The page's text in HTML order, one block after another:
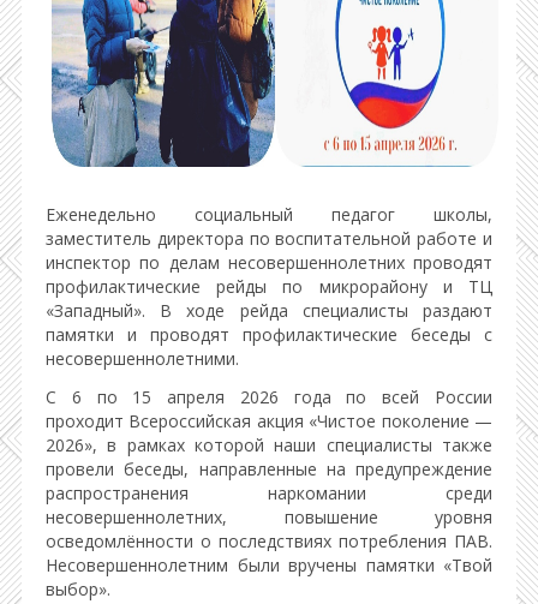
Еженедельно социальный педагог школы,
заместитель директора по воспитательной работе и
инспектор по делам несовершеннолетних проводят
профилактические рейды по микрорайону и ТЦ
«Западный». В ходе рейда специалисты раздают
памятки и проводят профилактические беседы с
несовершеннолетними.
С 6 по 15 апреля 2026 года по всей России
проходит Всероссийская акция «Чистое поколение —
2026», в рамках которой наши специалисты также
провели беседы, направленные на предупреждение
распространения наркомании среди
несовершеннолетних, повышение уровня
осведомлённости о последствиях потребления ПАВ.
Несовершеннолетним были вручены памятки «Твой
выбор».